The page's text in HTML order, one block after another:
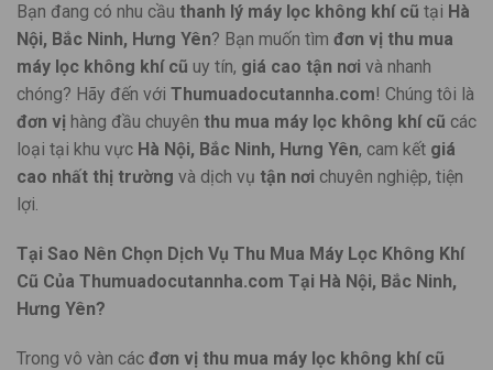
Bạn đang có nhu cầu thanh lý máy lọc không khí cũ tại Hà
Nội, Bắc Ninh, Hưng Yên? Bạn muốn tìm đơn vị thu mua
máy lọc không khí cũ uy tín, giá cao tận nơi và nhanh
chóng? Hãy đến với Thumuadocutannha.com! Chúng tôi là
đơn vị hàng đầu chuyên thu mua máy lọc không khí cũ các
loại tại khu vực Hà Nội, Bắc Ninh, Hưng Yên, cam kết giá
cao nhất thị trường và dịch vụ tận nơi chuyên nghiệp, tiện
lợi.
Tại Sao Nên Chọn Dịch Vụ Thu Mua Máy Lọc Không Khí
Cũ Của Thumuadocutannha.com Tại Hà Nội, Bắc Ninh,
Hưng Yên?
Trong vô vàn các đơn vị thu mua máy lọc không khí cũ